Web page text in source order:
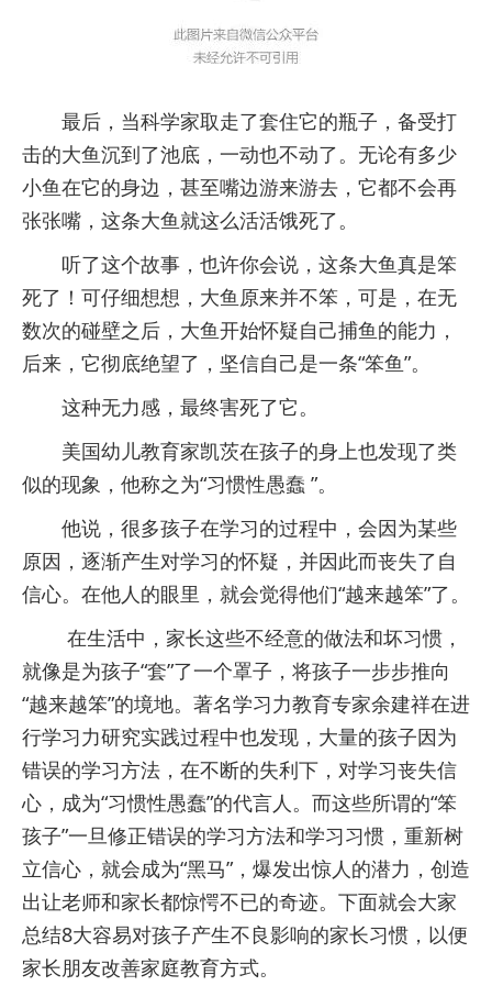
最后，当科学家取走了套住它的瓶子，备受打
击的大鱼沉到了池底，一动也不动了。无论有多少
小鱼在它的身边，甚至嘴边游来游去，它都不会再
张张嘴，这条大鱼就这么活活饿死了。
听了这个故事，也许你会说，这条大鱼真是笨
死了！可仔细想想，大鱼原来并不笨，可是，在无
数次的碰壁之后，大鱼开始怀疑自己捕鱼的能力，
后来，它彻底绝望了，坚信自己是一条“笨鱼”。
这种无力感，最终害死了它。
美国幼儿教育家凯茨在孩子的身上也发现了类
似的现象，他称之为“习惯性愚蠢 ”。
他说，很多孩子在学习的过程中，会因为某些
原因，逐渐产生对学习的怀疑，并因此而丧失了自
信心。在他人的眼里，就会觉得他们“越来越笨”了。
在生活中，家长这些不经意的做法和坏习惯，
就像是为孩子“套”了一个罩子，将孩子一步步推向
“越来越笨”的境地。著名学习力教育专家余建祥在进
行学习力研究实践过程中也发现，大量的孩子因为
错误的学习方法，在不断的失利下，对学习丧失信
心，成为“习惯性愚蠢”的代言人。而这些所谓的“笨
孩子”一旦修正错误的学习方法和学习习惯，重新树
立信心，就会成为“黑马”，爆发出惊人的潜力，创造
出让老师和家长都惊愕不已的奇迹。下面就会大家
总结8大容易对孩子产生不良影响的家长习惯，以便
家长朋友改善家庭教育方式。